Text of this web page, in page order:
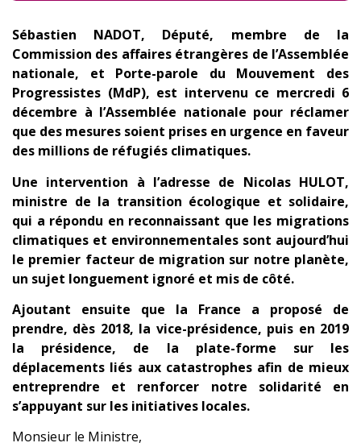
Sébastien NADOT, Député, membre de la
Commission des affaires étrangères de l’Assemblée
nationale, et Porte-parole du Mouvement des
Progressistes (MdP), est intervenu ce mercredi 6
décembre à l’Assemblée nationale pour réclamer
que des mesures soient prises en urgence en faveur
des millions de réfugiés climatiques.
Une intervention à l’adresse de Nicolas HULOT,
ministre de la transition écologique et solidaire,
qui a répondu en reconnaissant que les migrations
climatiques et environnementales sont aujourd’hui
le premier facteur de migration sur notre planète,
un sujet longuement ignoré et mis de côté.
Ajoutant ensuite que la France a proposé de
prendre, dès 2018, la vice-présidence, puis en 2019
la présidence, de la plate-forme sur les
déplacements liés aux catastrophes afin de mieux
entreprendre et renforcer notre solidarité en
s’appuyant sur les initiatives locales.
Monsieur le Ministre,